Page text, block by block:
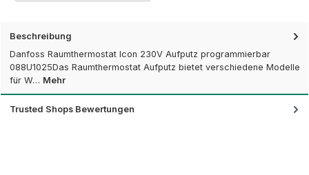
Beschreibung
Danfoss Raumthermostat Icon 230V Aufputz programmierbar
088U1025Das Raumthermostat Aufputz bietet verschiedene Modelle
für W… Mehr
Trusted Shops Bewertungen